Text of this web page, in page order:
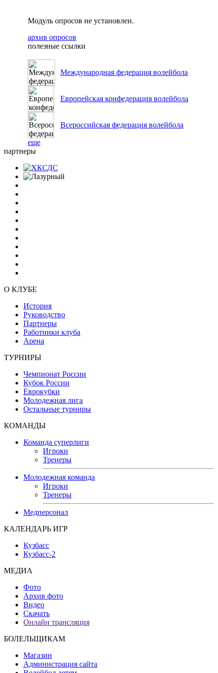
Модуль опросов не установлен.
архив опросов
полезные ссылки
Международная федерация волейбола
Европейская конфедерация волейбола
Всероссийская федерация волейбола
еще
партнеры
О КЛУБЕ
История
Руководство
Партнеры
Работники клуба
Арена
ТУРНИРЫ
Чемпионат России
Кубок России
Еврокубки
Молодежная лига
Остальные турниры
КОМАНДЫ
Команда суперлиги
Игроки
Тренеры
Молодежная команда
Игроки
Тренеры
Медперсонал
КАЛЕНДАРЬ ИГР
Кузбасс
Кузбасс-2
МЕДИА
Фото
Архив фото
Видео
Скачать
Онлайн трансляция
БОЛЕЛЬЩИКАМ
Магазин
Администрация сайта